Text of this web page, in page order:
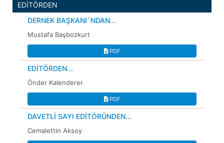
EDİTÖRDEN
DERNEK BAŞKANI`NDAN...
Mustafa Başbozkurt
PDF
EDİTÖRDEN...
Önder Kalenderer
PDF
DAVETLİ SAYI EDİTÖRÜNDEN...
Cemalettin Aksoy